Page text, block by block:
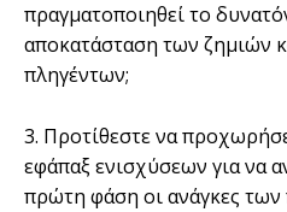
πραγματοποιηθεί το
αποκατάσταση των ζημιών
πληγέντων;
3. Προτίθεστε να
εφάπαξ ενισχύσεων για να
πρώτη φάση οι ανάγκες των